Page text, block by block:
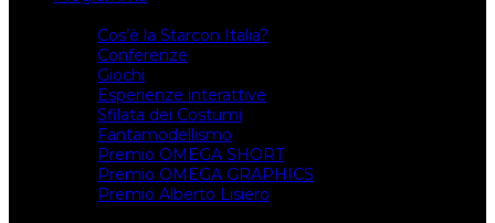
Cos’è la Starcon Italia?
Conferenze
Giochi
Esperienze interattive
Sfilata dei Costumi
Fantamodellismo
Premio OMEGA SHORT
Premio OMEGA GRAPHICS
Premio Alberto Lisiero